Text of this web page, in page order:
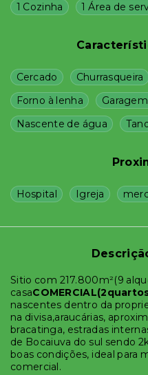
1 Cozinha
1 Área de
Cercado Churrasqueira
Forno à lenha
Nascente de água
Hospital Igreja
Sitio com 217.800m²(9
casa
nascentes dentro da
na divisa,araucárias,
bracatinga, estradas
de Bocaiuva do sul sendo
boas condições, ideal para
comercial.